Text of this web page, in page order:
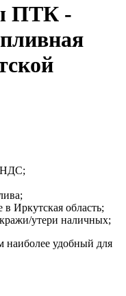
ПТК -
НДС;
Иркутская область;
утери наличных;
наиболее удобный для